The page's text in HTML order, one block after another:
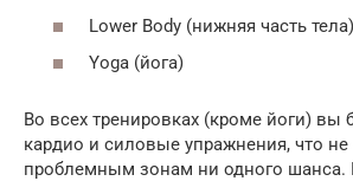
Lower Body (нижняя часть тела)
Yoga (йога)
Во всех тренировках (кроме йоги) вы
кардио и силовые упражнения, что
проблемным зонам ни одного шанса.